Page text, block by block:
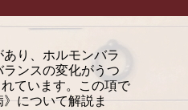
り、ホルモンバラ
ンスの変化がうつ
ています。この項で
について解説ま